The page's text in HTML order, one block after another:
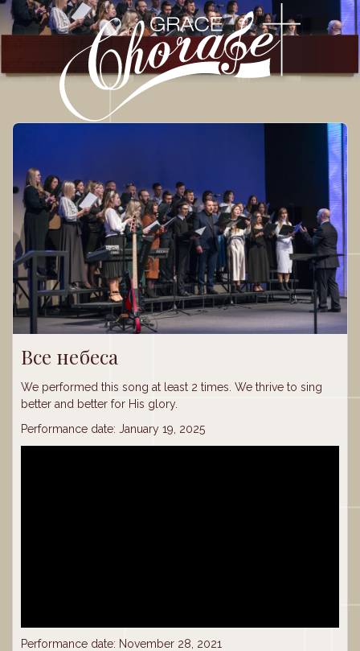
Все небеса
We performed this song at least 2 times. We thrive to sing
better and better for His glory.
Performance date: January 19, 2025
Performance date: November 28, 2021